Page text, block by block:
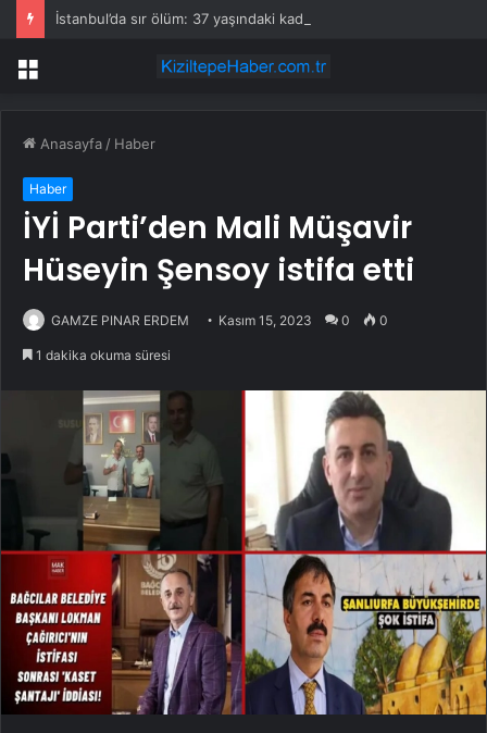
Menü
Anasayfa / Haber
Haber
İYİ Parti’den Mali Müşavir
Hüseyin Şensoy istifa etti
GAMZE PINAR ERDEM Kasım 15, 2023 0 0
1 dakika okuma süresi